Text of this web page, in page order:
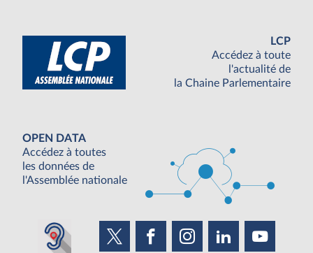
LCP
Accédez à toute
l'actualité de
la Chaine Parlementaire
OPEN DATA
Accédez à toutes
les données de
l'Assemblée nationale